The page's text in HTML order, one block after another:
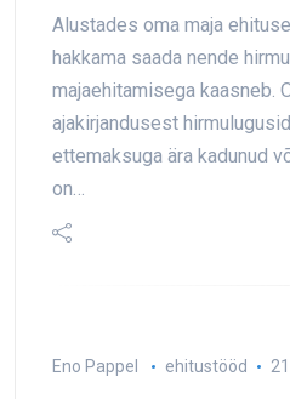
Alustades oma maja
hakkama saada nende
majaehitamisega kaasneb.
ajakirjandusest
ettemaksuga ära kadunud
on…
Eno Pappel ehitustööd